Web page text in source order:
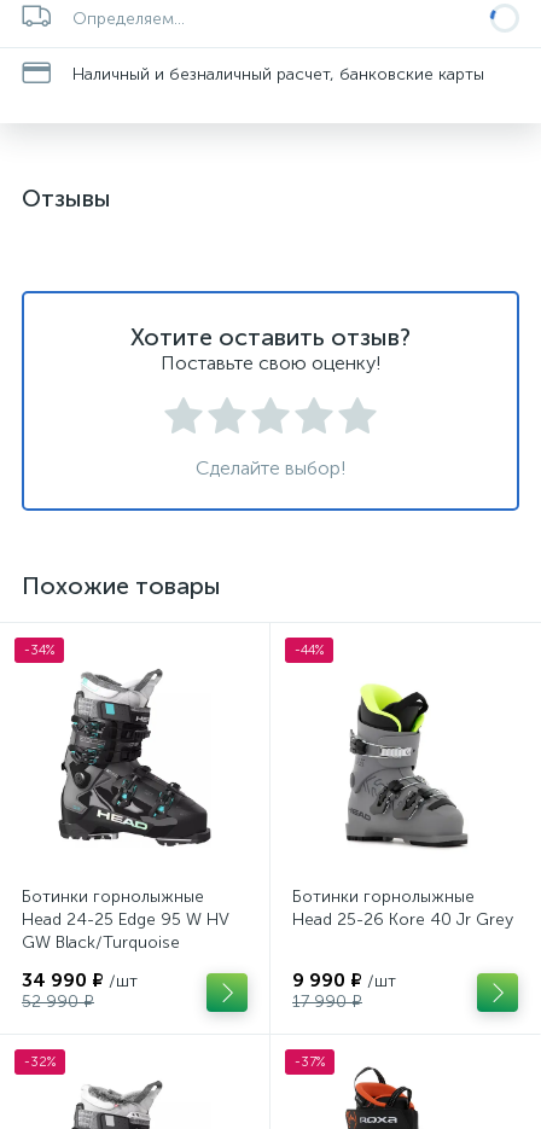
Определяем...
Наличный и безналичный расчет, банковские карты
Отзывы
Хотите оставить отзыв?
Поставьте свою оценку!
Сделайте выбор!
Похожие товары
-34%
Ботинки горнолыжные
Head 24-25 Edge 95 W HV
GW Black/Turquoise
34 990 ₽ /шт
52 990 ₽
-44%
Ботинки горнолыжные
Head 25-26 Kore 40 Jr Grey
9 990 ₽ /шт
17 990 ₽
-32% -37%